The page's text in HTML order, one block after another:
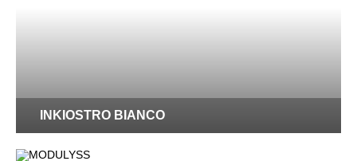
INKIOSTRO BIANCO